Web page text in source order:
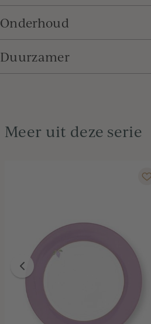
Onderhoud
Duurzamer
Meer uit deze serie